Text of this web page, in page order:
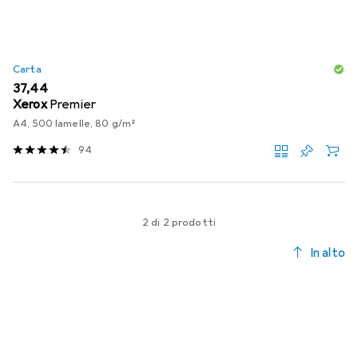
Carta
EUR
37,44
Xerox Premier
A4, 500 lamelle, 80 g/m²
94
2 di 2 prodotti
In alto